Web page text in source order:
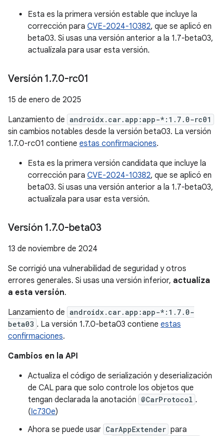
Esta es la primera versión estable que incluye la
corrección para CVE-2024-10382, que se aplicó en
beta03. Si usas una versión anterior a la 1.7-beta03,
actualízala para usar esta versión.
Versión 1.7.0-rc01
15 de enero de 2025
Lanzamiento de androidx.car.app:app-*:1.7.0-rc01
sin cambios notables desde la versión beta03. La versión
1.7.0-rc01 contiene estas confirmaciones.
Esta es la primera versión candidata que incluye la
corrección para CVE-2024-10382, que se aplicó en
beta03. Si usas una versión anterior a la 1.7-beta03,
actualízala para usar esta versión.
Versión 1.7.0-beta03
13 de noviembre de 2024
Se corrigió una vulnerabilidad de seguridad y otros
errores generales. Si usas una versión inferior, actualiza
a esta versión.
Lanzamiento de androidx.car.app:app-*:1.7.0-
beta03 . La versión 1.7.0-beta03 contiene estas
confirmaciones.
Cambios en la API
Actualiza el código de serialización y deserialización
de CAL para que solo controle los objetos que
tengan declarada la anotación @CarProtocol .
(Ic730e)
Ahora se puede usar CarAppExtender para